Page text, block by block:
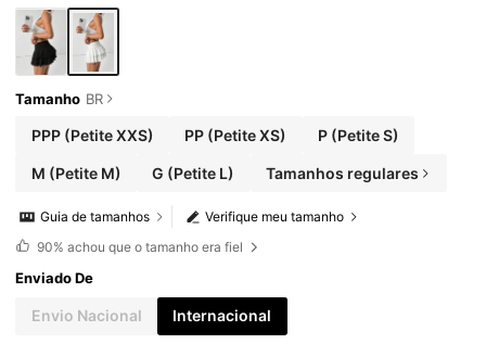
Tamanho BR
PPP(Petite XXS) PP (Petite XS) P(Petite S)
M (Petite M) G (Petite L) Tamanhos regulares
Verifique meu tamanho
Guia de tamanhos
90% achou que o tamanho era fiel
Enviado De
Envio Nacional Internacional